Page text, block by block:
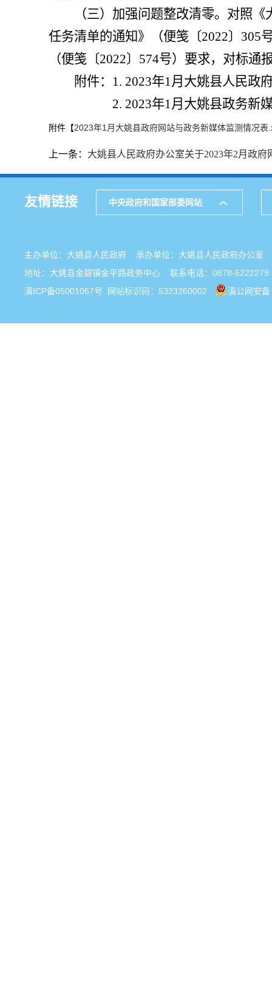
（三） 加强问题整改清零。 对照
任务清单的通知》
（便笺〔2022〕 305
（便笺〔2022〕 574号） 要求，对标通
附件： 1. 2023年1月大姚县人民政
2. 2023年1月大姚县政务新
附件【2023年1月大姚县政府网站与政务新媒体监测情况表
上一条： 大姚县人民政府办公室关于2023年2月政
友情链接 中央政府和国家部委网站
主办单位：大姚县人民政府 承办单位：大姚县人民政府办公
地址：大姚县金碧镇金平路政务中心 联系电话：0878-6222279
滇ICP备05001067号 网站标识码：5323260002 滇公网安